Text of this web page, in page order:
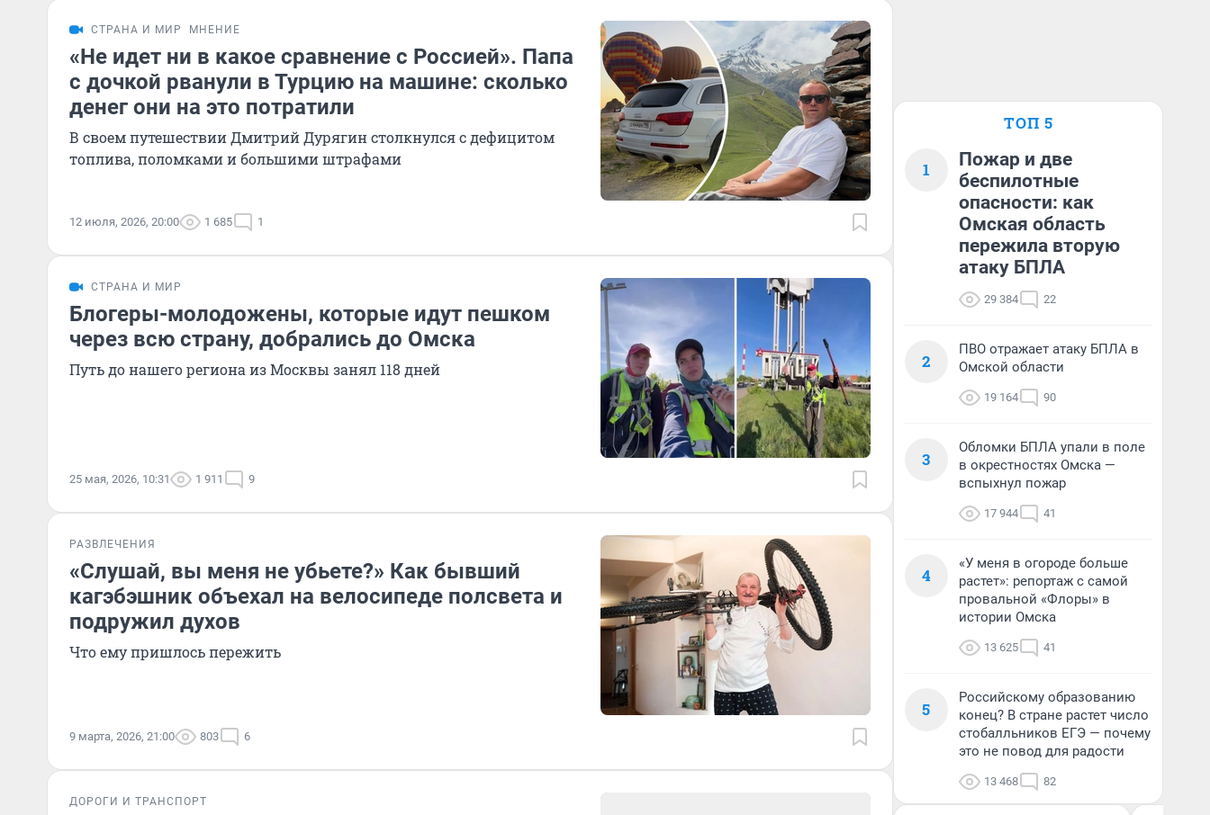
СТРАНА И МИР МНЕНИЕ
«Не идет ни в какое сравнение с Россией». Папа
с дочкой рванули в Турцию на машине: сколько
денег они на это потратили
В своем путешествии Дмитрий Дурягин столкнулся с дефицитом
топлива, поломками и большими штрафами
12 июля, 2026, 20:00 1 685 1
СТРАНА И МИР
Блогеры-молодожены, которые идут пешком
через всю страну, добрались до Омска
Путь до нашего региона из Москвы занял 118 дней
25 мая, 2026, 10:31 1 911 9
РАЗВЛЕЧЕНИЯ
«Слушай, вы меня не убьете?» Как бывший
кагэбэшник объехал на велосипеде полсвета и
подружил духов
Что ему пришлось пережить
9 марта, 2026, 21:00 803 6
ДОРОГИ И ТРАНСПОРТ
ТОП 5
1
Пожар и две
беспилотные
опасности: как
Омская область
пережила вторую
атаку БПЛА
29 384 22
2
ПВО отражает атаку БПЛА в
Омской области
19 164 90
3
Обломки БПЛА упали в поле
в окрестностях Омска —
вспыхнул пожар
17 944 41
4
«У меня в огороде больше
растет»: репортаж с самой
провальной «Флоры» в
истории Омска
13 625 41
5
Российскому образованию
конец? В стране растет число
стобалльников ЕГЭ — почему
это не повод для радости
13 468 82